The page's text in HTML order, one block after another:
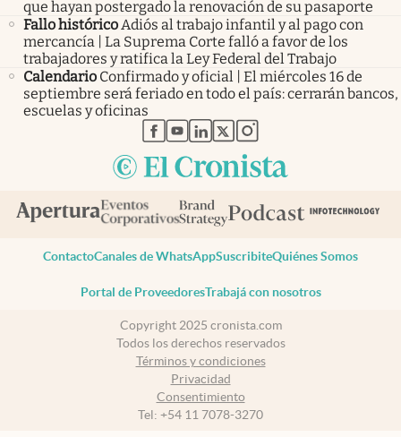
que hayan postergado la renovación de su pasaporte
Fallo históricoAdiós al trabajo infantil y al pago con
mercancía | La Suprema Corte falló a favor de los
trabajadores y ratifica la Ley Federal del Trabajo
Calendario Confirmado y oficial | El miércoles 16 de
septiembre será feriado en todo el país: cerrarán bancos,
escuelas y oficinas
abre en nueva pestaña
abre en nueva pestaña
abre en nueva pestaña
abre en nueva pestaña
abre en nueva pestaña
ContactoCanales de WhatsAppSuscribiteQuiénes Somos
Portal de ProveedoresTrabajá con nosotros
Copyright 2025 cronista.com
Todos los derechos reservados
Términos y condiciones
Privacidad
Consentimiento
Tel: +54 11 7078-3270